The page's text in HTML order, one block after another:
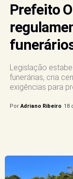
Prefeito
Legislação
funerárias, cria
exigências para
Por Adriano Ribeiro 18